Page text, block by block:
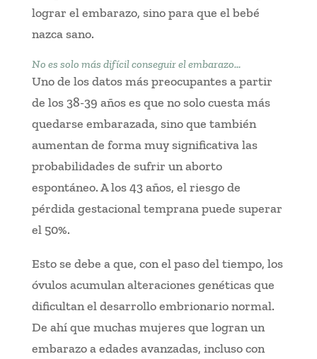
lograr el embarazo, sino para que el bebé
nazca sano.
No es solo más difícil conseguir el embarazo…
Uno de los datos más preocupantes a partir
de los 38-39 años es que no solo cuesta más
quedarse embarazada, sino que también
aumentan de forma muy significativa las
probabilidades de sufrir un aborto
espontáneo. A los 43 años, el riesgo de
pérdida gestacional temprana puede superar
el 50%.
Esto se debe a que, con el paso del tiempo, los
óvulos acumulan alteraciones genéticas que
dificultan el desarrollo embrionario normal.
De ahí que muchas mujeres que logran un
embarazo a edades avanzadas, incluso con